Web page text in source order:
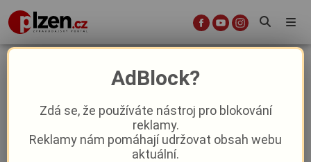
Sportmanie Plzeň pokračuje – v
neděli vás čeká den plný pohybu,
tance a zábavy!
Aktuality Z Plzně
AdBlock?
Zdá se, že používáte nástroj pro blokování
reklamy.
Reklamy nám pomáhají udržovat obsah webu
aktuální.